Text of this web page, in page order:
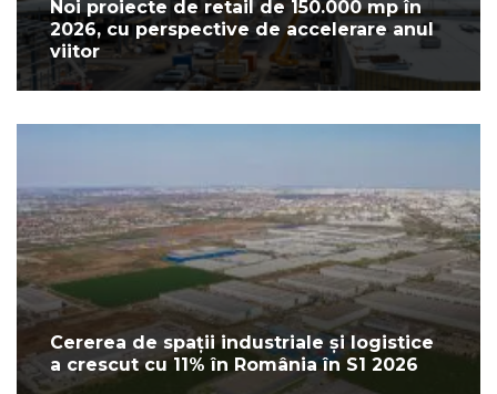
Noi proiecte de retail de 150.000 mp în
2026, cu perspective de accelerare anul
viitor
Cererea de spații industriale și logistice
a crescut cu 11% în România în S1 2026